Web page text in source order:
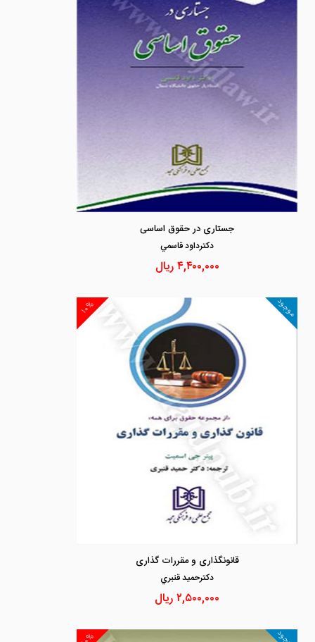
جستاری در حقوق اساسی
دكترداود قاسمي
۴,۴۰۰,۰۰۰ریال
۱۰% موجود
قانونگذاری و مقررات گذاری
دكترحميد قنبري
۲,۵۰۰,۰۰۰ریال